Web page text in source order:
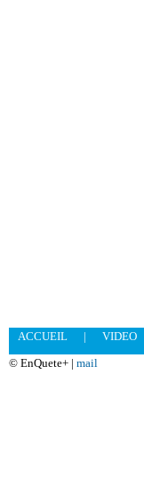
ACCUEIL | VIDEO
© EnQuete+ | mail